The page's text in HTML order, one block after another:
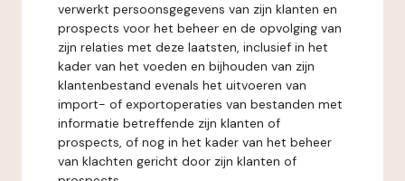
verwerkt persoonsgegevens van zijn klanten en
prospects voor het beheer en de opvolging van
zijn relaties met deze laatsten, inclusief in het
kader van het voeden en bijhouden van zijn
klantenbestand evenals het uitvoeren van
import- of exportoperaties van bestanden met
informatie betreffende zijn klanten of
prospects, of nog in het kader van het beheer
van klachten gericht door zijn klanten of